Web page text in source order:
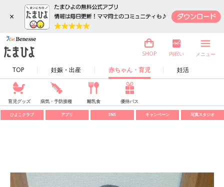
×
TOP 妊娠・出産 赤ちゃん・育児 妊活
SHOP 内祝い メニュー
育児グッズ 病気・予防接種 離乳食 優待パス
ひよこクラブ アプリ SNS キャンペーン 写真スタジオ